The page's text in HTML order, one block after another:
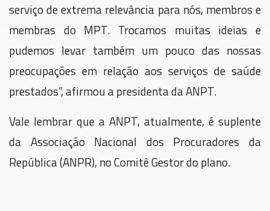
serviço de extrema relevância para nós, membros e
membras do MPT. Trocamos muitas ideias e
pudemos levar também um pouco das nossas
preocupações em relação aos serviços de saúde
prestados”, afirmou a presidenta da ANPT.
Vale lembrar que a ANPT, atualmente, é suplente
da Associação Nacional dos Procuradores da
República (ANPR), no Comitê Gestor do plano.